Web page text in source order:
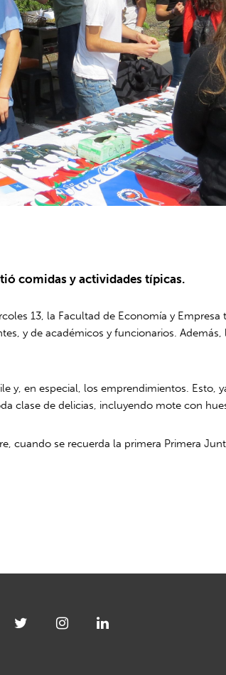
comidas y actividades típicas.
13, la Facultad de Economía y
y de académicos y funcionarios.
en especial, los emprendimientos. Esto,
clase de delicias, incluyendo mote con
se recuerda la primera Primera